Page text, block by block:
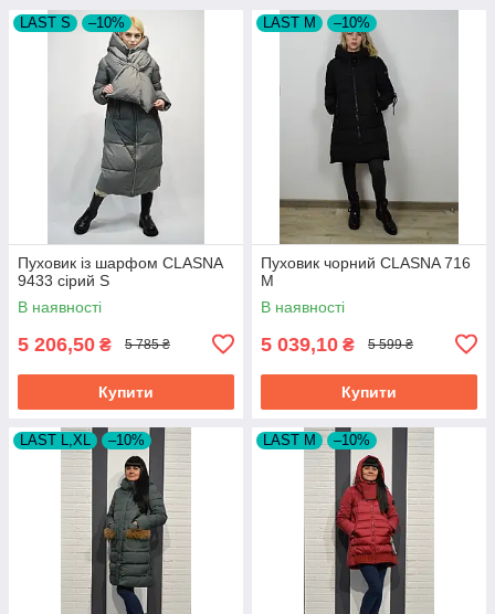
LAST S –10%
Пуховик із шарфом CLASNA
9433 сірий S
В наявності
5 206,50 ₴ 5 785 ₴
Купити
LAST M –10%
Пуховик чорний CLASNA 716
M
В наявності
5 039,10 ₴ 5 599 ₴
Купити
LAST L,XL –10% LAST M –10%